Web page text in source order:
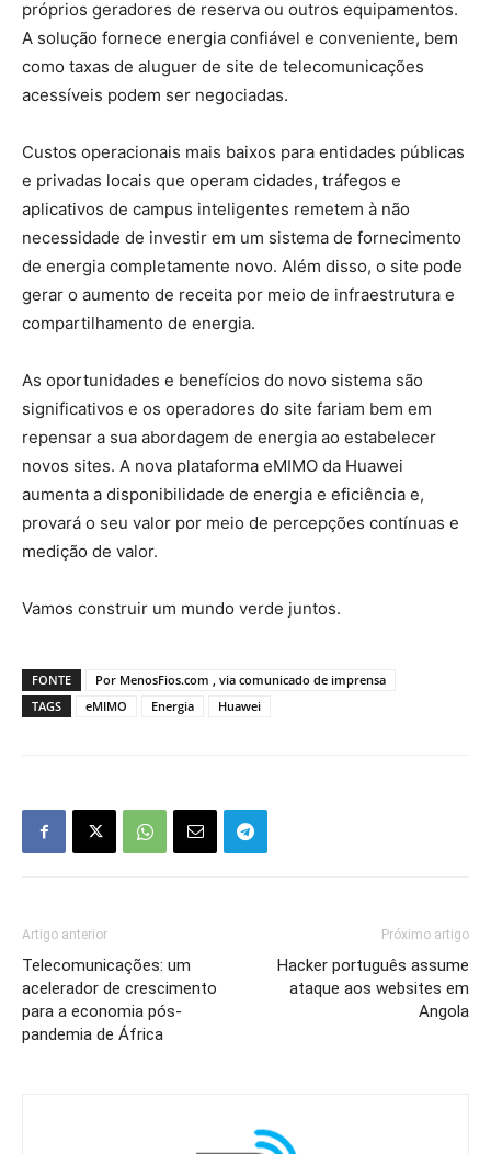
próprios geradores de reserva ou outros equipamentos.
A solução fornece energia confiável e conveniente, bem
como taxas de aluguer de site de telecomunicações
acessíveis podem ser negociadas.
Custos operacionais mais baixos para entidades públicas
e privadas locais que operam cidades, tráfegos e
aplicativos de campus inteligentes remetem à não
necessidade de investir em um sistema de fornecimento
de energia completamente novo. Além disso, o site pode
gerar o aumento de receita por meio de infraestrutura e
compartilhamento de energia.
As oportunidades e benefícios do novo sistema são
significativos e os operadores do site fariam bem em
repensar a sua abordagem de energia ao estabelecer
novos sites. A nova plataforma eMIMO da Huawei
aumenta a disponibilidade de energia e eficiência e,
provará o seu valor por meio de percepções contínuas e
medição de valor.
Vamos construir um mundo verde juntos.
FONTE
Por MenosFios.com , via comunicado de imprensa
TAGS
eMIMO Energia Huawei
Artigo anterior
Telecomunicações: um
acelerador de crescimento
para a economia pós-
pandemia de África
Próximo artigo
Hacker português assume
ataque aos websites em
Angola